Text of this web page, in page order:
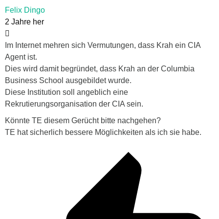
Felix Dingo
2 Jahre her
Im Internet mehren sich Vermutungen, dass Krah ein CIA
Agent ist.
Dies wird damit begründet, dass Krah an der Columbia
Business School ausgebildet wurde.
Diese Institution soll angeblich eine
Rekrutierungsorganisation der CIA sein.
Könnte TE diesem Gerücht bitte nachgehen?
TE hat sicherlich bessere Möglichkeiten als ich sie habe.